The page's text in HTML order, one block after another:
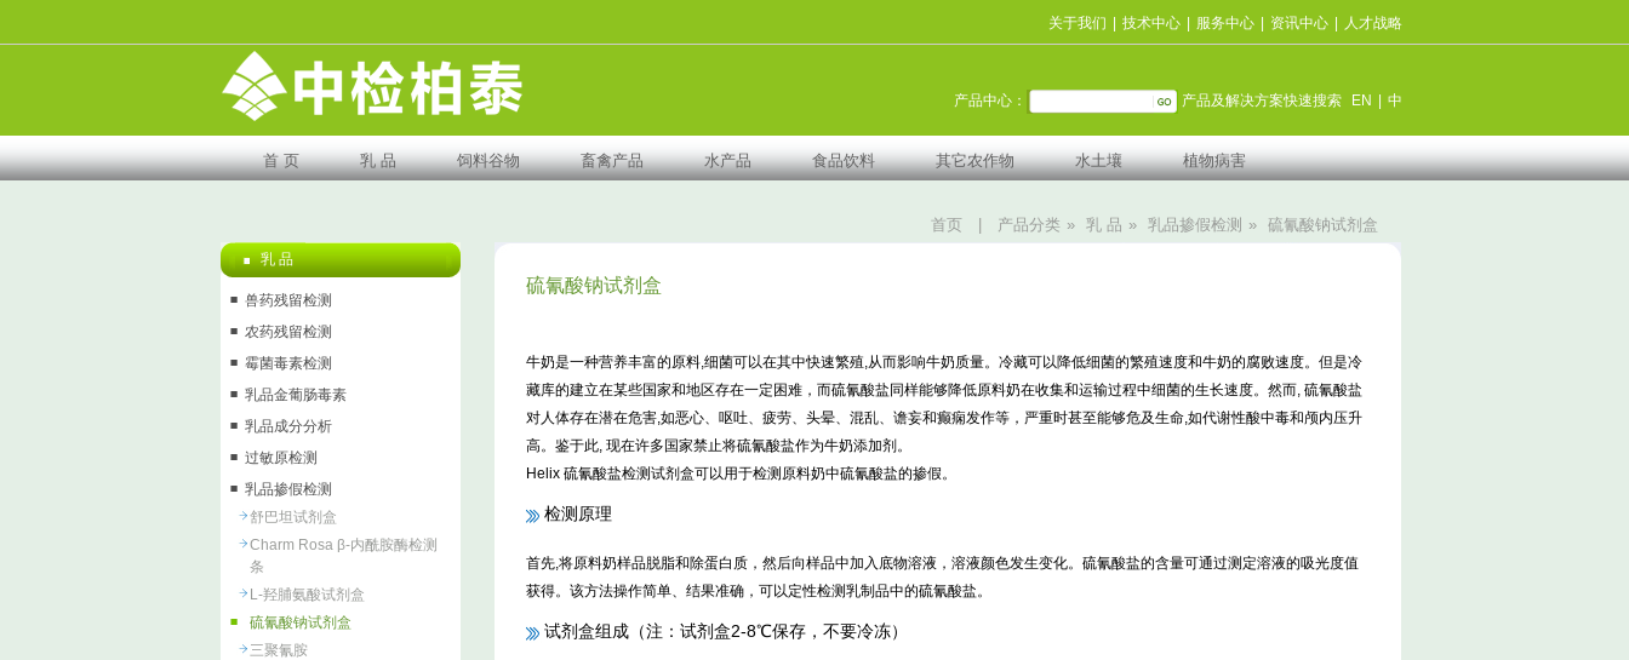
关于我们 技术中心 服务中心 资讯中心 人才战略
产品中心： 产品及解决方案快速搜索 EN 中
首 页 乳 品 饲料谷物 畜禽产品 水产品 食品饮料 其它农作物 水土壤 植物病害
首页 产品分类 » 乳 品 » 乳品掺假检测 » 硫氰酸钠试剂盒
乳 品
兽药残留检测
农药残留检测
霉菌毒素检测
乳品金葡肠毒素
乳品成分分析
过敏原检测
乳品掺假检测
舒巴坦试剂盒
Charm Rosa β-内酰胺酶检测
条
L-羟脯氨酸试剂盒
硫氰酸钠试剂盒
三聚氰胺
硫氰酸钠试剂盒
牛奶是一种营养丰富的原料,细菌可以在其中快速繁殖,从而影响牛奶质量。冷藏可以降低细菌的繁殖速度和牛奶的腐败速度。但是冷
藏库的建立在某些国家和地区存在一定困难，而硫氰酸盐同样能够降低原料奶在收集和运输过程中细菌的生长速度。然而, 硫氰酸盐
对人体存在潜在危害,如恶心、呕吐、疲劳、头晕、混乱、谵妄和癫痫发作等，严重时甚至能够危及生命,如代谢性酸中毒和颅内压升
高。鉴于此, 现在许多国家禁止将硫氰酸盐作为牛奶添加剂。
Helix 硫氰酸盐检测试剂盒可以用于检测原料奶中硫氰酸盐的掺假。
检测原理
首先,将原料奶样品脱脂和除蛋白质，然后向样品中加入底物溶液，溶液颜色发生变化。硫氰酸盐的含量可通过测定溶液的吸光度值
获得。该方法操作简单、结果准确，可以定性检测乳制品中的硫氰酸盐。
试剂盒组成（注：试剂盒2-8℃保存，不要冷冻）